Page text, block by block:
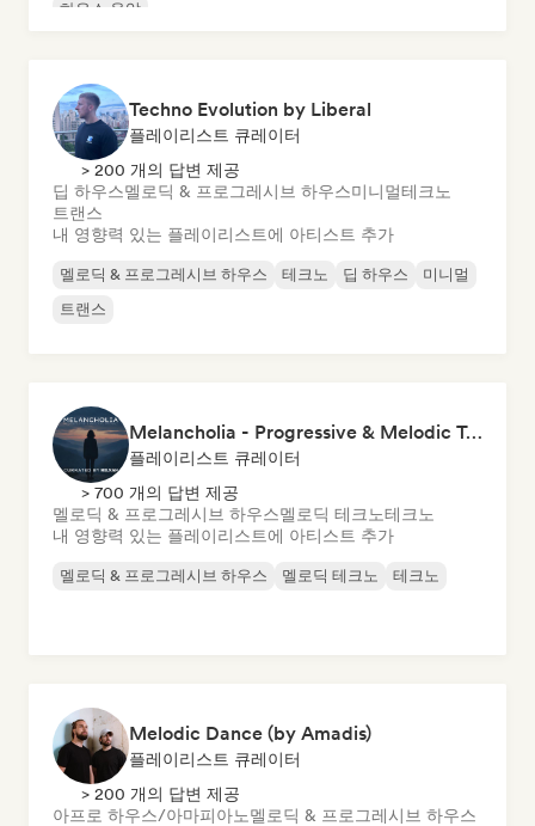
하우스 음악
Techno Evolution by Liberal
플레이리스트 큐레이터
> 200 개의 답변 제공
딥 하우스멜로딕 & 프로그레시브 하우스미니멀테크노
트랜스
내 영향력 있는 플레이리스트에 아티스트 추가
멜로딕 & 프로그레시브 하우스 테크노 딥 하우스
미니멀
트랜스
Melancholia - Progressive & Melodic Techno
플레이리스트 큐레이터
> 700 개의 답변 제공
멜로딕 & 프로그레시브 하우스멜로딕 테크노테크노
내 영향력 있는 플레이리스트에 아티스트 추가
멜로딕 & 프로그레시브 하우스 멜로딕 테크노 테크노
Melodic Dance (by Amadis)
플레이리스트 큐레이터
> 200 개의 답변 제공
아프로 하우스/아마피아노멜로딕 & 프로그레시브 하우스